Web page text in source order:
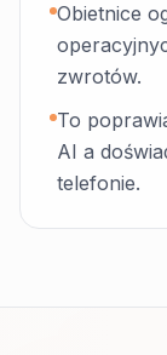
Obietnice
zwrotów.
To
AI a
telefonie.